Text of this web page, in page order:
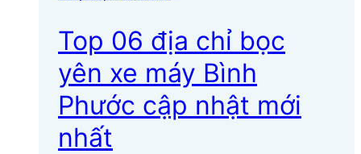
Top 06 địa chỉ bọc
yên xe máy Bình
Phước cập nhật mới
nhất